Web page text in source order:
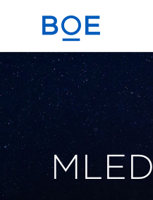
商业赋能解决方案
器件与整机代工业务
MLED